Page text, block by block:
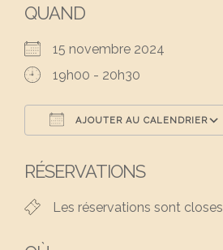
QUAND
15 novembre 2024
19h00 - 20h30
AJOUTER AU CALENDRIER
RÉSERVATIONS
Les réservations sont closes